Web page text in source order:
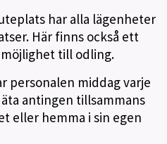
har alla lägenheter
Här finns också ett
till odling.
personalen middag varje
antingen tillsammans
eller hemma i sin egen